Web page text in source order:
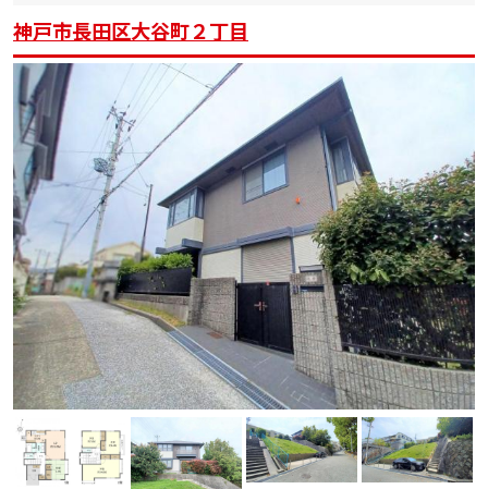
神戸市長田区大谷町２丁目